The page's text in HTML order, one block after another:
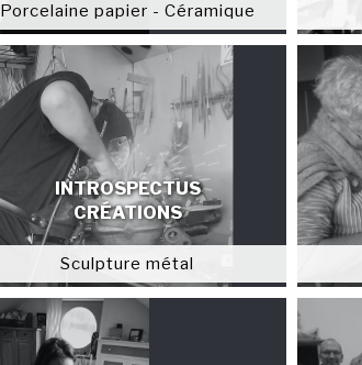
Porcelaine papier - Céramique
INTROSPECTUS
CRÉATIONS
Sculpture métal